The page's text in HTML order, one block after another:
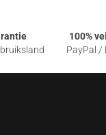
100%
PayPal /